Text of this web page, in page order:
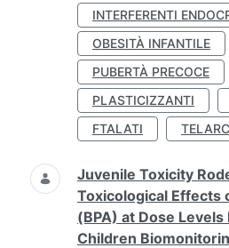
INTERFERENTI
OBESITÀ INFANTILE
PUBERTÀ PRECOCE
PLASTICIZZANTI
FTALATI
Juvenile Toxicity
Toxicological Effects
(BPA) at Dose
Children